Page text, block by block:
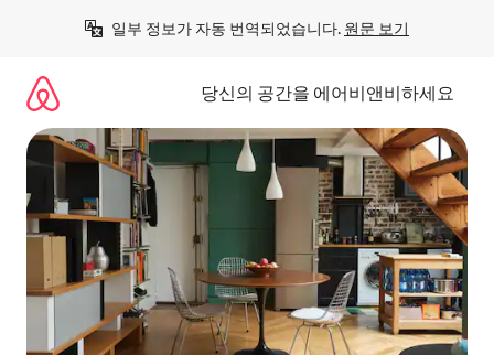
일부 정보가 자동 번역되었습니다. 원문 보기
당신의 공간을 에어비앤비하세요